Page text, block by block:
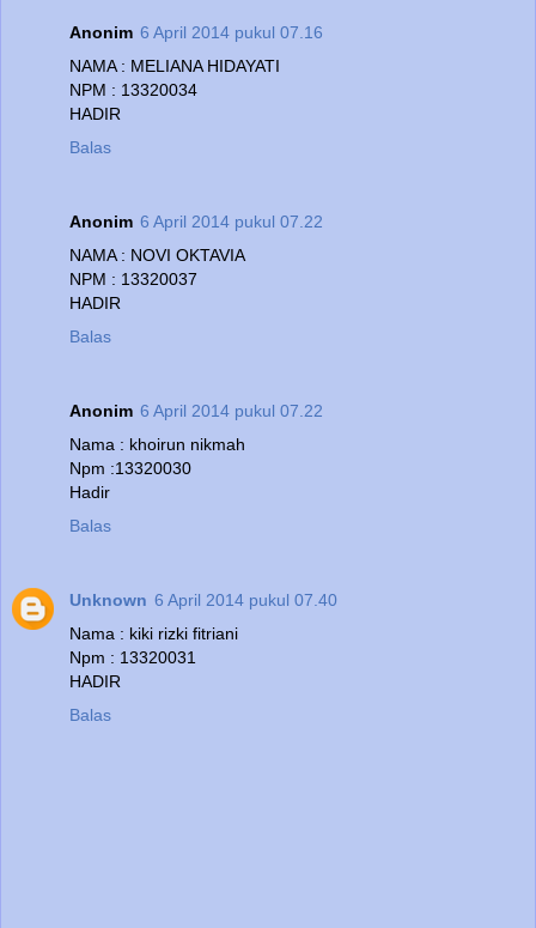
Anonim 6 April 2014 pukul 07.16
NAMA : MELIANA HIDAYATI
NPM : 13320034
HADIR
Balas
Anonim 6 April 2014 pukul 07.22
NAMA : NOVI OKTAVIA
NPM : 13320037
HADIR
Balas
Anonim 6 April 2014 pukul 07.22
Nama : khoirun nikmah
Npm :13320030
Hadir
Balas
Unknown 6 April 2014 pukul 07.40
Nama : kiki rizki fitriani
Npm : 13320031
HADIR
Balas